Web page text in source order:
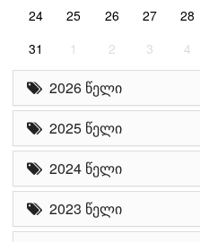
24
25 26 27 28
31
1 2 3 4
2026 წელი
2025 წელი
2024 წელი
2023 წელი